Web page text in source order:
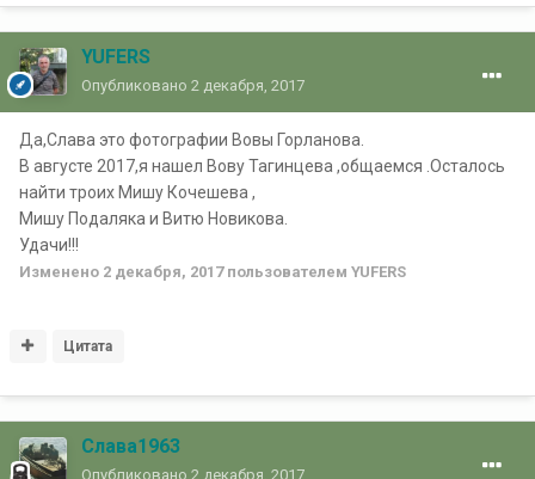
YUFERS
Опубликовано 2 декабря, 2017
Да,Слава это фотографии Вовы Горланова.
В августе 2017,я нашел Вову Тагинцева ,общаемся .Осталось
найти троих Мишу Кочешева ,
Мишу Подаляка и Витю Новикова.
Удачи!!!
Изменено 2 декабря, 2017пользователем YUFERS
Цитата
Слава1963
Опубликовано 2 декабря, 2017